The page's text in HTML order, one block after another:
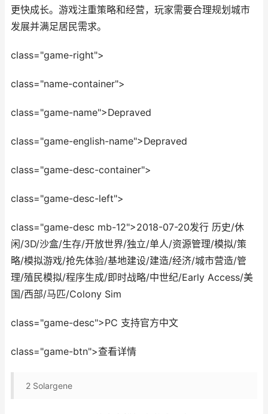
更快成长。游戏注重策略和经营，玩家需要合理规划城市
发展并满足居民需求。
class="game-right">
class="name-container">
class="game-name">Depraved
class="game-english-name">Depraved
class="game-desc-container">
class="game-desc-left">
class="game-desc mb-12">2018-07-20发行 历史/休
闲/3D/沙盒/生存/开放世界/独立/单人/资源管理/模拟/策
略/模拟游戏/抢先体验/基地建设/建造/经济/城市营造/管
理/殖民模拟/程序生成/即时战略/中世纪/Early Access/美
国/西部/马匹/Colony Sim
class="game-desc">PC 支持官方中文
class="game-btn">查看详情
2 Solargene